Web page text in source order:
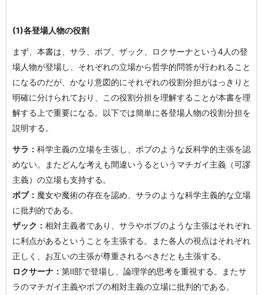
(1)各登場人物の役割
まず、本書は、サラ、ボブ、ザック、ロクサーナという4人の登
場人物が登場し、それぞれの立場から哲学的問答が行われること
になるのだが、かなり意図的にそれぞれの役割分担がはっきりと
明確に分けられており、この役割分担を理解することが本書を理
解する上で重要になる。以下では簡単に各登場人物の役割分担を
説明する。
サラ： 科学主義の立場を主張し、ボブのような反科学的主張を認
めない。またどんな考えも間違いうるというマチガイ主義（可謬
主義）の立場も支持する。
ボブ： 魔女や魔術の存在を認め、サラのような科学主義的な立場
に批判的である。
ザック： 相対主義者であり、サラやボブのような主張はそれぞれ
に利点があるということを主張する。また各人の視点はそれぞれ
正しく、お互いの主張が尊重されるべきだとも主張する。
ロクサーナ： 第Ⅱ部で登場し、論理学的思考を重視する。またサ
ラのマチガイ主義やボブの相対主義の立場に批判的である。